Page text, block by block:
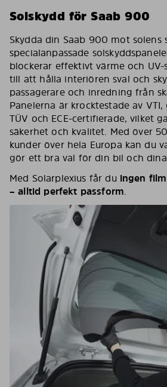
Solskydd för Saab 900
Skydda din Saab 900 mot solens
specialanpassade
blockerar effektivt värme och
till att hålla interiören sval och
passagerare och inredning från
Panelerna är krocktestade av VTI,
TÜV och ECE-certifierade, vilket
säkerhet och kvalitet. Med över
kunder över hela Europa kan du
gör ett bra val för din bil och
Med Solarplexius får du ingen
– alltid perfekt passform.